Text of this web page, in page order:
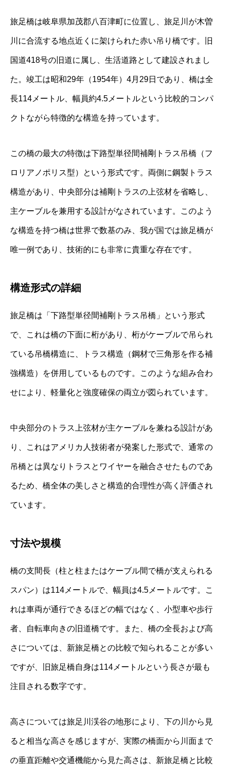
旅足橋は岐阜県加茂郡八百津町に位置し、旅足川が木曽
川に合流する地点近くに架けられた赤い吊り橋です。旧
国道418号の旧道に属し、生活道路として建設されまし
た。竣工は昭和29年（1954年）4月29日であり、橋は全
長114メートル、幅員約4.5メートルという比較的コンパ
クトながら特徴的な構造を持っています。
この橋の最大の特徴は下路型単径間補剛トラス吊橋（フ
ロリアノポリス型）という形式です。両側に鋼製トラス
構造があり、中央部分は補剛トラスの上弦材を省略し、
主ケーブルを兼用する設計がなされています。このよう
な構造を持つ橋は世界で数基のみ、我が国では旅足橋が
唯一例であり、技術的にも非常に貴重な存在です。
構造形式の詳細
旅足橋は「下路型単径間補剛トラス吊橋」という形式
で、これは橋の下面に桁があり、桁がケーブルで吊られ
ている吊橋構造に、トラス構造（鋼材で三角形を作る補
強構造）を併用しているものです。このような組み合わ
せにより、軽量化と強度確保の両立が図られています。
中央部分のトラス上弦材が主ケーブルを兼ねる設計があ
り、これはアメリカ人技術者が発案した形式で、通常の
吊橋とは異なりトラスとワイヤーを融合させたものであ
るため、橋全体の美しさと構造的合理性が高く評価され
ています。
寸法や規模
橋の支間長（柱と柱またはケーブル間で橋が支えられる
スパン）は114メートルで、幅員は4.5メートルです。こ
れは車両が通行できるほどの幅ではなく、小型車や歩行
者、自転車向きの旧道橋です。また、橋の全長および高
さについては、新旅足橋との比較で知られることが多い
ですが、旧旅足橋自身は114メートルという長さが最も
注目される数字です。
高さについては旅足川渓谷の地形により、下の川から見
ると相当な高さを感じますが、実際の橋面から川面まで
の垂直距離や交通機能から見た高さは、新旅足橋と比較